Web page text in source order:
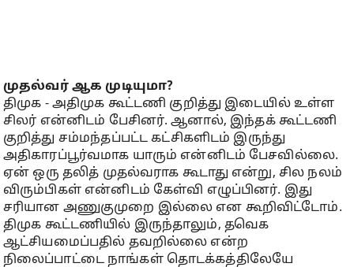
முதல்வர் ஆக முடியுமா?
திமுக - அதிமுக கூட்டணி குறித்து இடையில் உள்ள
சிலர் என்னிடம் பேசினர். ஆனால், இந்தக் கூட்டணி
குறித்து சம்மந்தப்பட்ட கட்சிகளிடம் இருந்து
அதிகாரப்பூர்வமாக யாரும் என்னிடம் பேசவில்லை.
ஏன் ஒரு தலித் முதல்வராக கூடாது என்று, சில நலம்
விரும்பிகள் என்னிடம் கேள்வி எழுப்பினர். இது
சரியான அணுகுமுறை இல்லை என கூறிவிட்டோம்.
திமுக கூட்டணியில் இருந்தாலும், தவெக
ஆட்சியமைப்பதில் தவறில்லை என்ற
நிலைப்பாட்டை நாங்கள் தொடக்கத்திலேயே